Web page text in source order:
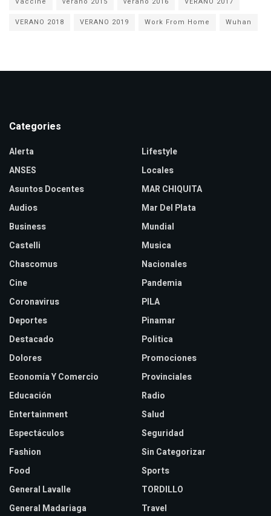
VERANO 2018
VERANO 2019 Work From Home Wuhan
Categories
Alerta
ANSES
Asuntos Docentes
Audios
Business
Castelli
Chascomus
Cine
Coronavirus
Deportes
Destacado
Dolores
Economía Y Comercio
Educación
Entertainment
Espectáculos
Fashion
Food
General Lavalle
General Madariaga
Lifestyle
Locales
MAR CHIQUITA
Mar Del Plata
Mundial
Musica
Nacionales
Pandemia
PILA
Pinamar
Politica
Promociones
Provinciales
Radio
Salud
Seguridad
Sin Categorizar
Sports
TORDILLO
Travel